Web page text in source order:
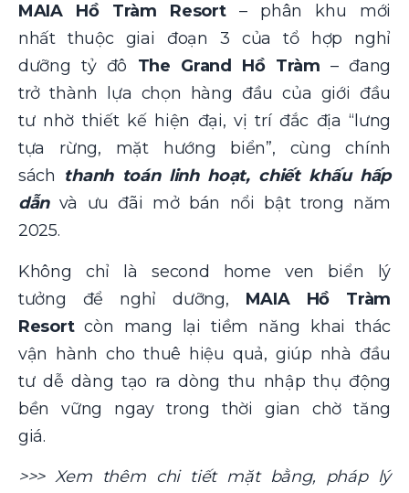
MAIA Hồ Tràm Resort– phân khu mới
nhất thuộc giai đoạn 3 của tổ hợp nghỉ
dưỡng tỷ đô The Grand Hồ Tràm – đang
trở thành lựa chọn hàng đầu của giới đầu
tư nhờ thiết kế hiện đại, vị trí đắc địa “lưng
tựa rừng, mặt hướng biển”, cùng chính
sách thanh toán linh hoạt, chiết khấu hấp
dẫnvà ưu đãi mở bán nổi bật trong năm
2025.
Không chỉ là second home ven biển lý
tưởng để nghỉ dưỡng, MAIA Hồ Tràm
Resortcòn mang lại tiềm năng khai thác
vận hành cho thuê hiệu quả, giúp nhà đầu
tư dễ dàng tạo ra dòng thu nhập thụ động
bền vững ngay trong thời gian chờ tăng
giá.
>>> Xem thêm chi tiết mặt bằng, pháp lý